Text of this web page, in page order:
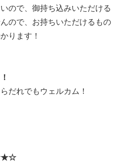
ので、御持ち込みいただける
ので、お持ちいただけるもの
ります！
だれでもウェルカム！